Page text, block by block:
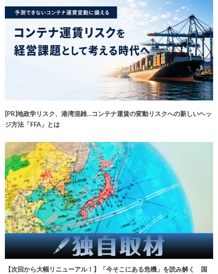
[PR]地政学リスク、港湾混雑…コンテナ運賃の変動リスクへの新しいヘッ
ジ方法「FFA」とは
【次回から大幅リニューアル！】「今そこにある危機」を読み解く 国